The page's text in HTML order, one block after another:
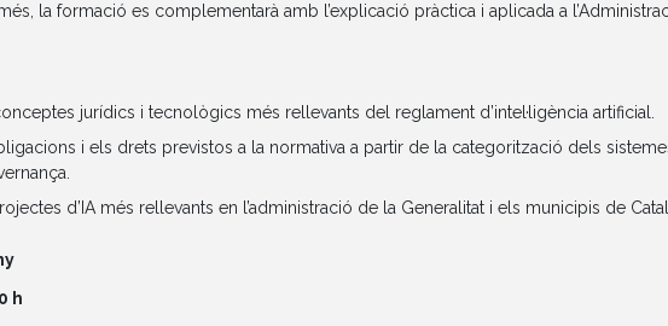
la formació es complementarà amb l’explicació pràctica i aplicada a
jurídics i tecnològics més rellevants del reglament d’intel·ligència artificial.
i els drets previstos a la normativa a partir de la categorització dels
d’IA més rellevants en l’administració de la Generalitat i els municipis de
h